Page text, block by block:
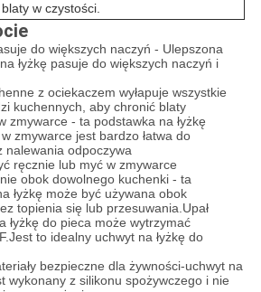
w czystości.
do większych naczyń - Ulepszona
łyżkę pasuje do większych naczyń i
z ociekaczem wyłapuje wszystkie
kuchennych, aby chronić blaty
zmywarce - ta podstawka na łyżkę
zmywarce jest bardzo łatwa do
nalewania odpoczywa
ręcznie lub myć w zmywarce
obok dowolnego kuchenki - ta
łyżkę może być używana obok
topienia się lub przesuwania.Upał
łyżkę do pieca może wytrzymać
to idealny uchwyt na łyżkę do
bezpieczne dla żywności-uchwyt na
wykonany z silikonu spożywczego i nie